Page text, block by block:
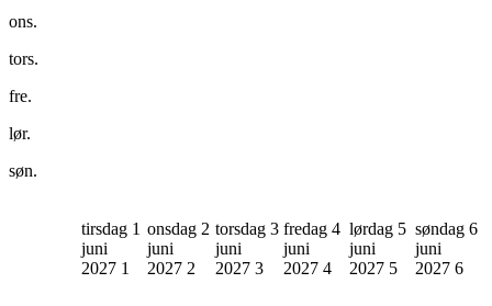
ons.
tors.
fre.
lør.
søn.
tirsdag 1
juni
2027 1
onsdag 2
juni
2027 2
torsdag 3
juni
2027 3
fredag 4
juni
2027 4
lørdag 5
juni
2027 5
søndag 6
juni
2027 6